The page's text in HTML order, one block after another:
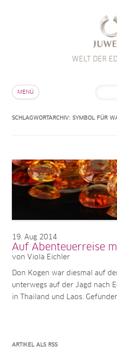
WELT DER
MENÜ
SCHLAGWORTARCHIV: SYMBOL FÜR
19 Aug 2014
Auf Abenteuerreise
von Viola Eichler
Don Kogen war diesmal auf
unterwegs auf der Jagd nach
in Thailand und Laos.
ARTIKEL ALS RSS